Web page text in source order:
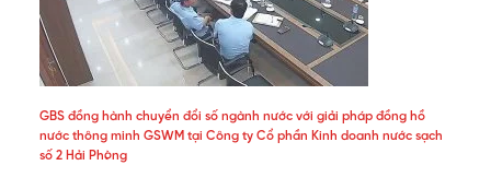
GBS đồng hành chuyển đổi số ngành nước với giải pháp đồng hồ
nước thông minh GSWM tại Công ty Cổ phần Kinh doanh nước sạch
số 2 Hải Phòng